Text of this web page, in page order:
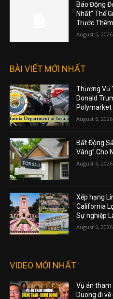
Báo Động
Nhất” Thế
Trước
August 5, 2026
BÀI VIẾT MỚI NHẤT
Thương Vụ
Donald
Polymarket
August 6, 2026
Bất Động
Vàng” Cho
August 6, 2026
Xếp hạng
California
Sự nghiệp
August 6, 2026
VIDEO MỚI NHẤT
Vụ án tham
Duong đi